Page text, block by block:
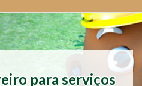
para serviços